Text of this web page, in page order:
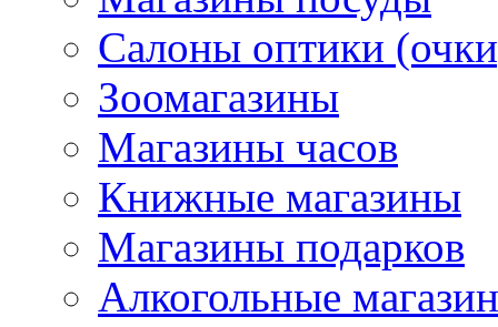
Салоны оптики
Зоомагазины
Магазины часов
Книжные магазины
Магазины подарков
Алкогольные